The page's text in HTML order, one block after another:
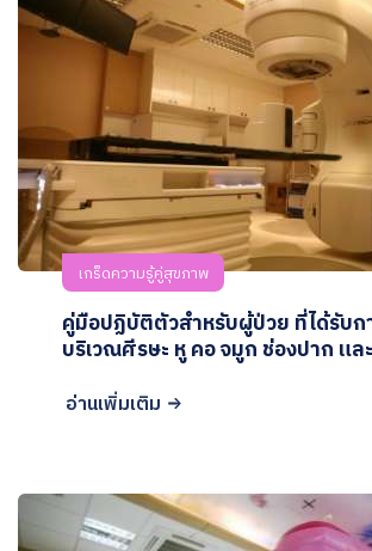
เกร็ดความรู้คู่สุขภาพ
คู่มือปฏิบัติตัวสำหรับผู้ป่วย ที่ได้รับก
บริเวณศีรษะ หู คอ จมูก ช่องปาก แล
อ่านเพิ่มเติม